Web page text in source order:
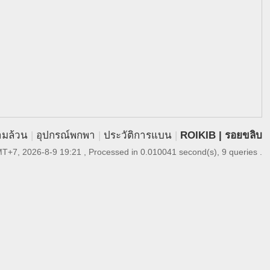
ล้วน | อุปกรณ์พกพา | ประวัติการแบน | ROIKIB | รอยขลิบ
2026-8-9 19:21 , Processed in 0.010041 second(s), 9 queries .